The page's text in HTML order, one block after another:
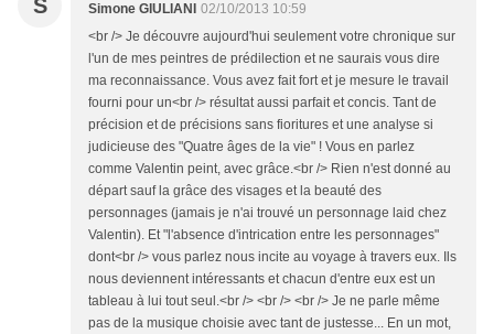
S Simone GIULIANI
02/10/2013 10:59
<br /> Je découvre aujourd'hui seulement votre chronique sur
l'un de mes peintres de prédilection et ne saurais vous dire
ma reconnaissance. Vous avez fait fort et je mesure le travail
fourni pour un<br /> résultat aussi parfait et concis. Tant de
précision et de précisions sans fioritures et une analyse si
judicieuse des "Quatre âges de la vie" ! Vous en parlez
comme Valentin peint, avec grâce.<br /> Rien n'est donné au
départ sauf la grâce des visages et la beauté des
personnages (jamais je n'ai trouvé un personnage laid chez
Valentin). Et "l'absence d'intrication entre les personnages"
dont<br /> vous parlez nous incite au voyage à travers eux. Ils
nous deviennent intéressants et chacun d'entre eux est un
tableau à lui tout seul.<br /> <br /> <br /> Je ne parle même
pas de la musique choisie avec tant de justesse... En un mot,